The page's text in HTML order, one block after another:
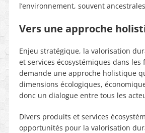
l’environnement, souvent
Vers une approche
Enjeu stratégique, la valorisation
et services écosystémiques dans les
demande une approche holistique
dimensions écologiques,
donc un dialogue entre tous les
Divers produits et services
opportunités pour la valorisation